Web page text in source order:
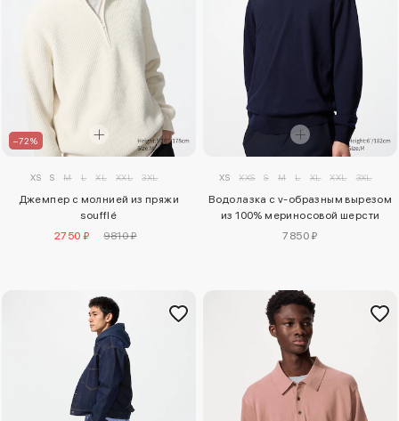
–72%
XS S M L XL XXL 3XL
Джемпер с молнией из пряжи
soufflé
2750 ₽
9810 ₽
XS XXS S M L XL XXL 3XL
Водолазка с v-образным вырезом
из 100% мериносовой шерсти
7850 ₽